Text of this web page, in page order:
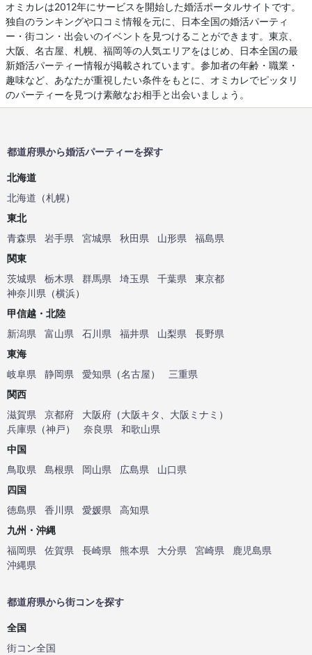
オミカレは2012年にサービスを開始した婚活ポータルサイトです。
独自のランキングや口コミ情報を元に、日本全国の婚活パーティ
ー・街コン・出会いのイベントを見つけることができます。東京、
大阪、名古屋、札幌、福岡等の人気エリアをはじめ、日本全国の最
新婚活パーティー情報が掲載されています。参加者の年齢・職業・
趣味など、あなたが重視したい条件をもとに、オミカレでピッタリ
のパーティーを見つけ素敵なお相手と出会いましょう。
都道府県から婚活パーティーを探す
北海道
北海道 （札幌）
東北
青森県
岩手県 宮城県 秋田県 山形県
福島県
関東
茨城県
栃木県 群馬県 埼玉県 千葉県
東京都
神奈川県 （横浜）
甲信越・北陸
新潟県
富山県 石川県 福井県 山梨県
長野県
東海
岐阜県
静岡県 愛知県 （名古屋）
三重県
関西
滋賀県
京都府 大阪府 （大阪キタ 大阪ミナミ ）
兵庫県 （神戸） 奈良県
和歌山県
中国
鳥取県
島根県 岡山県 広島県
山口県
四国
徳島県
香川県 愛媛県
高知県
九州・沖縄
福岡県
佐賀県 長崎県 熊本県 大分県 宮崎県
鹿児島県
沖縄県
都道府県から街コンを探す
全国
街コン全国